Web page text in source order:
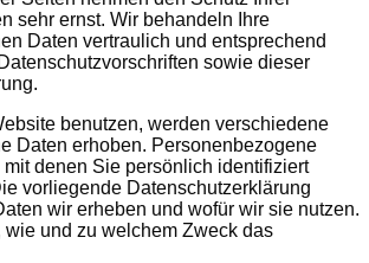
sehr ernst. Wir behandeln Ihre
Daten vertraulich und entsprechend
sowie dieser
benutzen, werden verschiedene
Daten erhoben. Personenbezogene
mit denen Sie persönlich identifiziert
vorliegende Datenschutzerklärung
wir erheben und wofür wir sie nutzen.
wie und zu welchem Zweck das